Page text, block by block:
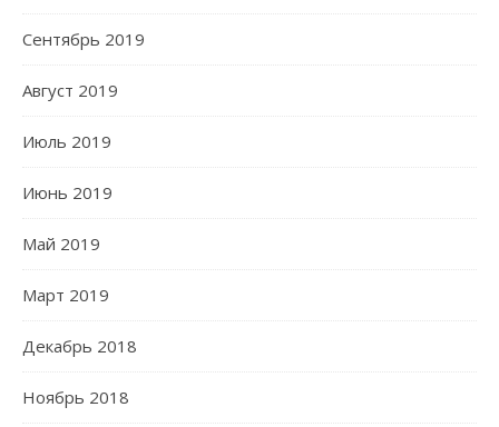
Сентябрь 2019
Август 2019
Июль 2019
Июнь 2019
Май 2019
Март 2019
Декабрь 2018
Ноябрь 2018